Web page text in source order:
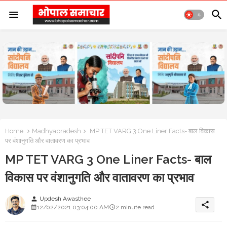
Home Madhyapradesh
MP TET VARG 3 One Liner Facts- बाल विकास
पर वंशानुगति और वातावरण का प्रभाव
MP TET VARG 3 One Liner Facts- बाल
विकास पर वंशानुगति और वातावरण का प्रभाव
person Updesh Awasthee
12/02/2021 03:04:00 AM
2 minute read share